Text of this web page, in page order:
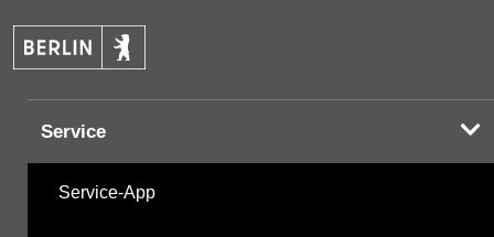
Service
Service-App